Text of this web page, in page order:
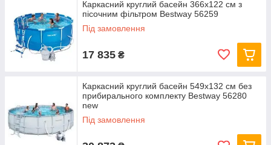
Каркасний круглий басейн 366x122 см з
пісочним фільтром Bestway 56259
Під замовлення
17 835 ₴
Каркасний круглий басейн 549x132 см без
прибирального комплекту Bestway 56280
new
Під замовлення